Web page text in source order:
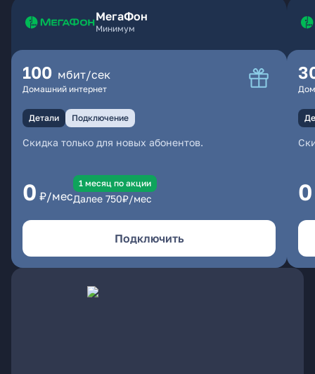
МегаФон
Минимум
100 мбит/сек
Домашний интернет
Детали Подключение
Скидка только для новых абонентов.
0 ₽/мес
1 месяц по акции
Далее 750₽/мес
Подключить
0